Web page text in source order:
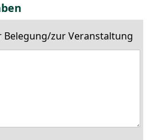
zur Veranstaltung